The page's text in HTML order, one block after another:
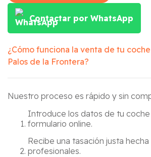
Contactar por WhatsApp
¿Cómo funciona la venta de tu
Palos de la Frontera?
Nuestro proceso es rápido y sin
Introduce los datos de tu
formulario online.
Recibe una tasación justa
profesionales.